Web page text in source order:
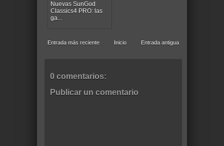
Nuevas SunGod
Classics4 PRO: las
ga...
Entrada más reciente Entrada antigua
Inicio
0 comentarios:
Publicar un comentario